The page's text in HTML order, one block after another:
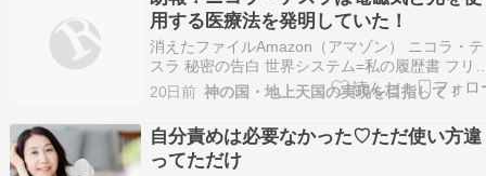
う無理に頑張らなくていい“あなただけの答え”…
用する医療法を発明していた！
消えたファイルAmazon（アマゾン） ニコラ・テ
スラ 秘密の告白 世界システム=私の履歴書 フリ
エネルギー=真空中の宇宙Amazon（アマゾン）
293〜7,135円 The Secret of Nikola
TeslaAmazon（アマゾン） 天才ニコラ・テスラ
ことばAm…
20日前 神の国・地上天国の実現を目指して！
自分責めは必要なかった♡ただ使い方違
ってただけ